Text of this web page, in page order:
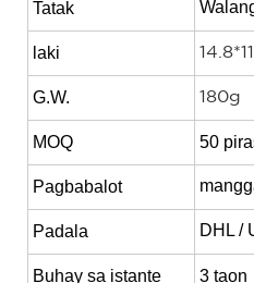
Tatak
laki
G.W. 180g
MOQ 50
Pagbabalot
Padala DHL /
Buhay sa istante 3 taon